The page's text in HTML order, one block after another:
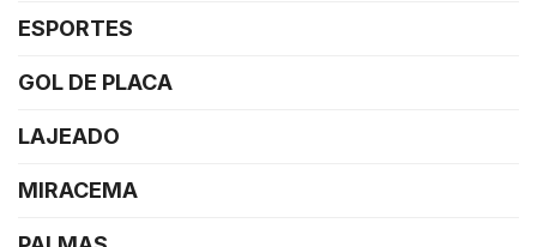
ESPORTES
GOL DE PLACA
LAJEADO
MIRACEMA